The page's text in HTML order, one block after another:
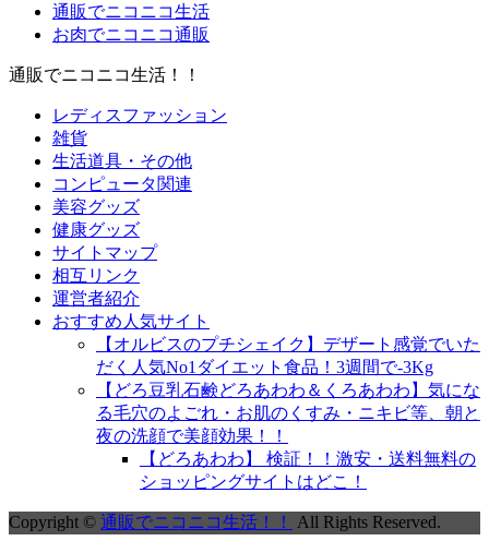
通販でニコニコ生活
お肉でニコニコ通販
通販でニコニコ生活！！
レディスファッション
雑貨
生活道具・その他
コンピュータ関連
美容グッズ
健康グッズ
サイトマップ
相互リンク
運営者紹介
おすすめ人気サイト
【オルビスのプチシェイク】デザート感覚でいた
だく人気No1ダイエット食品！3週間で-3Kg
【どろ豆乳石鹸どろあわわ＆くろあわわ】気にな
る毛穴のよごれ・お肌のくすみ・ニキビ等、朝と
夜の洗顔で美顔効果！！
【どろあわわ】 検証！！激安・送料無料の
ショッピングサイトはどこ！
Copyright © 通販でニコニコ生活！！ All Rights Reserved.